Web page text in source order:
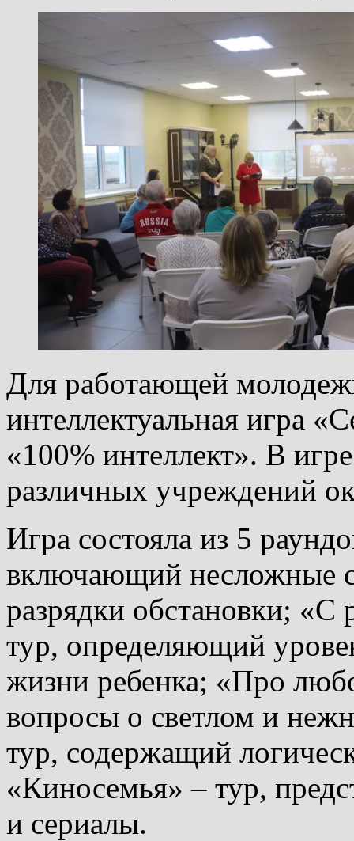
Для работающей
интеллектуальная игра
«100% интеллект». В
различных учреждений
Игра состояла из 5
включающий несложные
разрядки обстановки; «С
тур, определяющий
жизни ребенка; «Про
вопросы о светлом и
тур, содержащий
«Киносемья» – тур,
и сериалы.